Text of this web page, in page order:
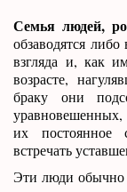
Семья людей,
обзаводятся
взгляда и, как
возрасте,
браку они
уравновешенных,
их постоянное
встречать
Эти люди обычно